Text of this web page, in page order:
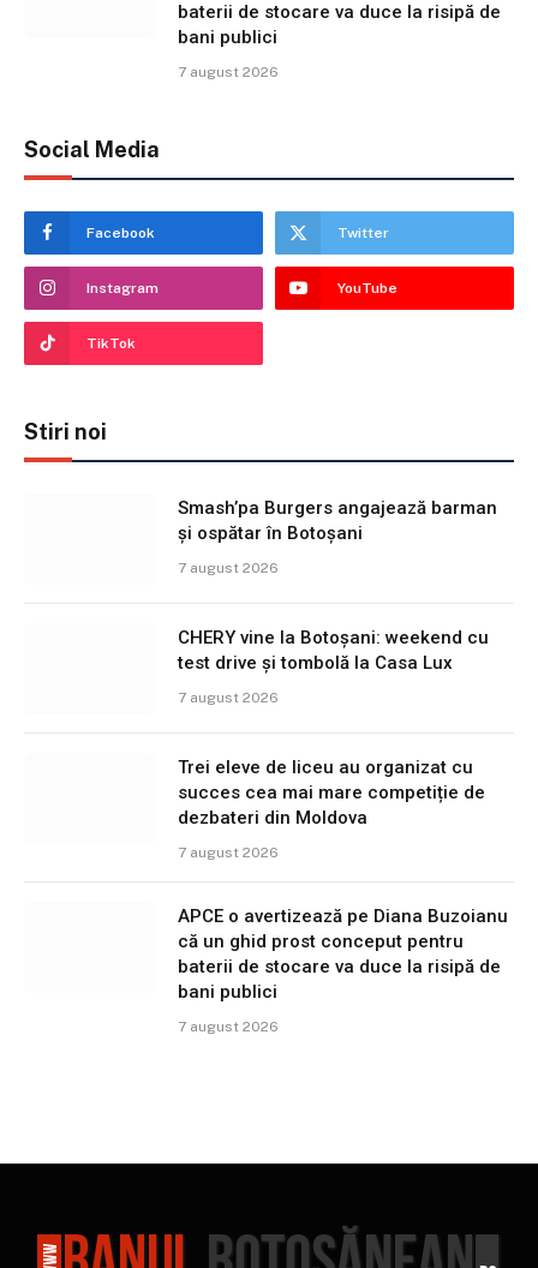
baterii de stocare va duce la risipă de
bani publici
7 august 2026
Social Media
Facebook Twitter
Instagram YouTube
TikTok
Stiri noi
Smash’pa Burgers angajează barman
și ospătar în Botoșani
7 august 2026
CHERY vine la Botoșani: weekend cu
test drive și tombolă la Casa Lux
7 august 2026
Trei eleve de liceu au organizat cu
succes cea mai mare competiție de
dezbateri din Moldova
7 august 2026
APCE o avertizează pe Diana Buzoianu
că un ghid prost conceput pentru
baterii de stocare va duce la risipă de
bani publici
7 august 2026